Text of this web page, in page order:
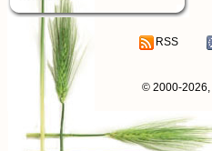
RSS
© 2000-2026,